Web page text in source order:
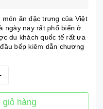
ăn đặc trưng của Việt
ngày nay rất phổ biến ở
du khách quốc tế rất ưa
bếp kiêm dẫn chương
giỏ hàng